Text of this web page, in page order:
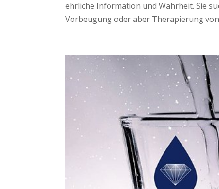
ehrliche Information und Wahrheit. Sie
Vorbeugung oder aber Therapierung